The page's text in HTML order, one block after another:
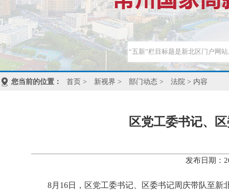
您当前的位置： 首页 > 新视界 > 部门动态 > 法院 > 内容
区党工委书记、
发布日期：
8月16日，区党工委书记、区委书记周庆带队至